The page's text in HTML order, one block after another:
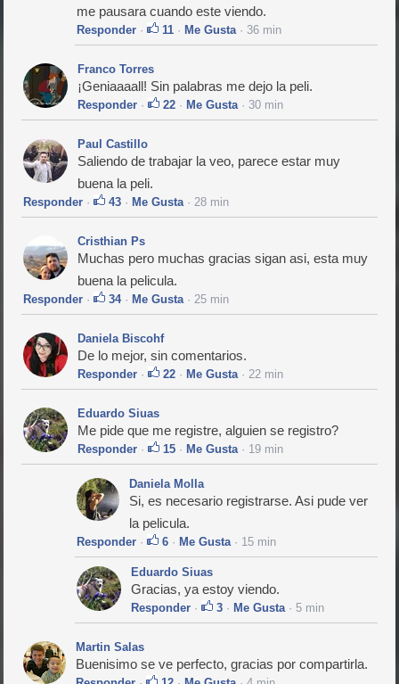
me pausara cuando este viendo.
Responder · 11 · Me Gusta· 36 min
Franco Torres
¡Geniaaaall! Sin palabras me dejo la peli.
Responder · 22 · Me Gusta· 30 min
Paul Castillo
Saliendo de trabajar la veo, parece estar muy
buena la peli.
Responder · 43 · Me Gusta· 28 min
Cristhian Ps
Muchas pero muchas gracias sigan asi, esta muy
buena la pelicula.
Responder · 34· Me Gusta· 25 min
Daniela Biscohf
De lo mejor, sin comentarios.
Responder · 22 · Me Gusta· 22 min
Eduardo Siuas
Me pide que me registre, alguien se registro?
Responder · 15 · Me Gusta· 19 min
Daniela Molla
Si, es necesario registrarse. Asi pude ver
la pelicula.
Responder · 6 · Me Gusta· 15 min
Eduardo Siuas
Gracias, ya estoy viendo.
Responder · 3 · Me Gusta· 5 min
Martin Salas
Buenisimo se ve perfecto, gracias por compartirla.